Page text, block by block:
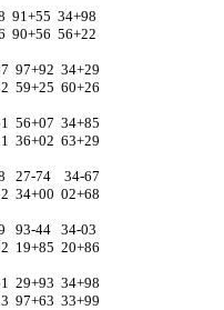
91+55 34+98
90+56 56+22
97+92 34+29
59+25 60+26
56+07 34+85
36+02 63+29
27-74 34-67
34+00 02+68
93-44 34-03
19+85 20+86
29+93 34+98
97+63 33+99